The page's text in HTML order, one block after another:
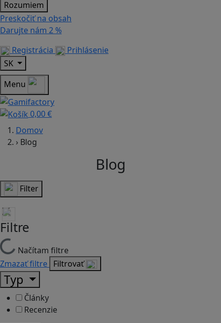
Rozumiem
Preskočiť na obsah
Darujte nám 2 %
Registrácia
Prihlásenie
SK
Menu
0,00 €
Domov
› Blog
Blog
Filter
Filtre
Načítam filtre
Zmazať filtre Filtrovať
Typ
Články
Recenzie